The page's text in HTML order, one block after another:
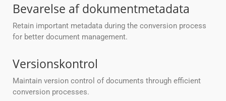
Bevarelse af dokumentmetadata
Retain important metadata during the conversion process
for better document management.
Versionskontrol
Maintain version control of documents through efficient
conversion processes.